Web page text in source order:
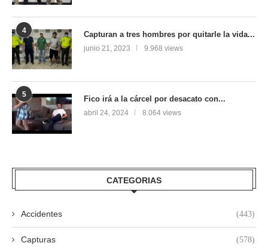
4 Capturan a tres hombres por quitarle la vida...
junio 21, 2023 9.968 views
5 Fico irá a la cárcel por desacato con...
abril 24, 2024 8.064 views
CATEGORIAS
Accidentes (443)
Capturas (578)